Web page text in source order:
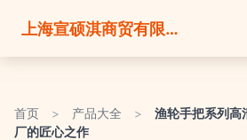
上海宣硕淇商贸有限公司
首页 > 产品大全 >
渔轮手把系列高
厂的匠心之作